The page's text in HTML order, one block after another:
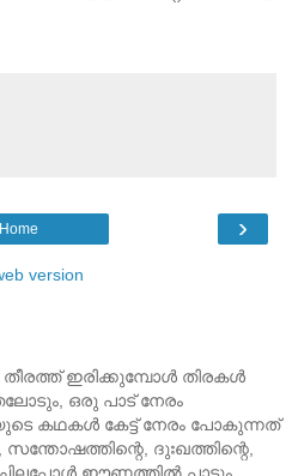
›
Home
version
ഇരിക്കുമ്പോള്‍ തിരകള്‍
ഒരു പാട് നേരം
കഥകള്‍ കേട്ട് നേരം പോകുന്നത്
ദുഃഖത്തിന്റെ,